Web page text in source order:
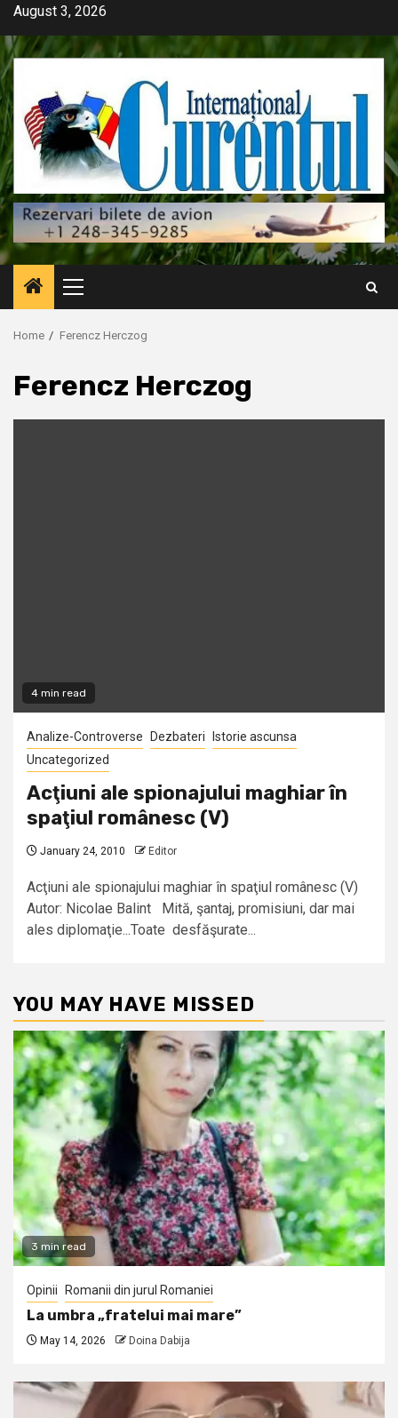
Skip
content
August 3, 2026
Primary
Menu
Home Ferencz Herczog
Ferencz Herczog
4 min read
Analize-Controverse Dezbateri
Istorie ascunsa
Uncategorized
Acţiuni ale spionajului maghiar în
spaţiul românesc (V)
January 24, 2010 Editor
Acţiuni ale spionajului maghiar în spaţiul românesc (V)
Autor: Nicolae Balint Mită, şantaj, promisiuni, dar mai
ales diplomaţie...Toate desfăşurate...
YOU MAY HAVE MISSED
3 min read
Opinii Romanii din jurul Romaniei
La umbra „fratelui mai mare”
May 14, 2026 Doina Dabija